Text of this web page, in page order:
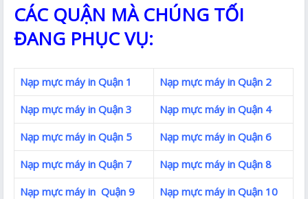
CÁC QUẬN MÀ CHÚNG TỐI
ĐANG PHỤC VỤ:
Nạp mực máy in Quận 1
Nạp mực máy in Quận 2
Nạp mực máy in Quận 3
Nạp mực máy in Quận 4
Nạp mực máy in Quận 5
Nạp mực máy in Quận 6
Nạp mực máy in Quận 7
Nạp mực máy in Quận 8
Nạp mực máy in Quận 9
Nạp mực máy in Quận 10